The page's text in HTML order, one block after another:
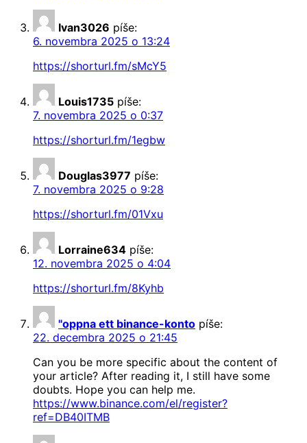
Ivan3026 píše:
6. novembra 2025 o 13:24
https://shorturl.fm/sMcY5
Louis1735 píše:
7. novembra 2025 o 0:37
https://shorturl.fm/1egbw
Douglas3977 píše:
7. novembra 2025 o 9:28
https://shorturl.fm/01Vxu
Lorraine634 píše:
12. novembra 2025 o 4:04
https://shorturl.fm/8Kyhb
"oppna ett binance-konto píše:
22. decembra 2025 o 21:45
Can you be more specific about the content of
your article? After reading it, I still have some
doubts. Hope you can help me.
https://www.binance.com/el/register?
ref=DB40ITMB